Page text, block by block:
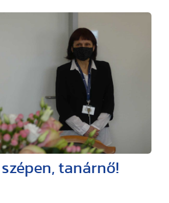
tanárnő!